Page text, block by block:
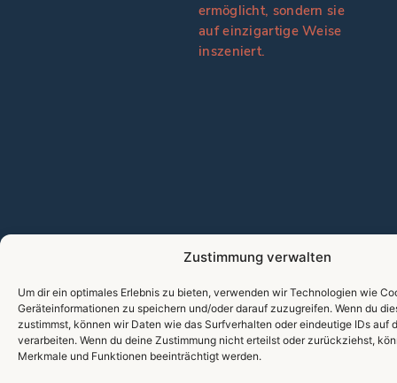
Zustimmung verwalten
Um dir ein optimales Erlebnis zu bieten, verwenden wir Technologien wie
Geräteinformationen zu speichern und/oder darauf zuzugreifen. Wenn du
zustimmst, können wir Daten wie das Surfverhalten oder eindeutige IDs auf
verarbeiten. Wenn du deine Zustimmung nicht erteilst oder zurückziehst,
Merkmale und Funktionen beeinträchtigt werden.
ermöglicht, sondern sie
auf einzigartige Weise
inszeniert.